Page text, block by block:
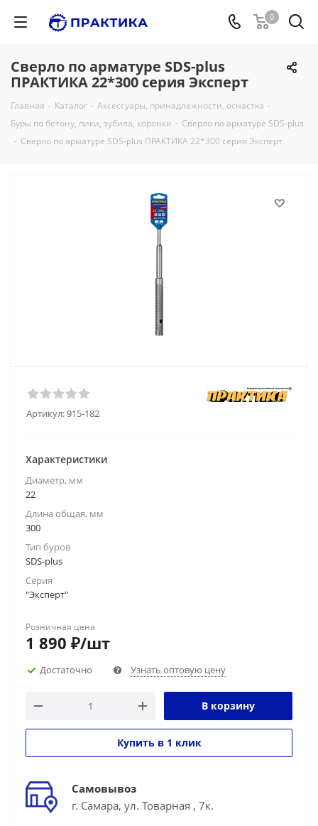
0
Сверло по арматуре SDS-plus
ПРАКТИКА 22*300 серия Эксперт
Главная - Каталог - Аксессуары, принадлежности, оснастка -
Буры по бетону, пики, зубила, коронки - Сверло по арматуре SDS-plus
- Сверло по арматуре SDS-plus ПРАКТИКА 22*300 серия Эксперт
Артикул:915-182
Характеристики
Диаметр, мм
22
Длина общая, мм
300
Тип буров
SDS-plus
Серия
"Эксперт"
Розничная цена
1 890 ₽/шт
Достаточно Узнать оптовую цену
В корзину
Купить в 1 клик
Самовывоз
г. Самара, ул. Товарная , 7к.